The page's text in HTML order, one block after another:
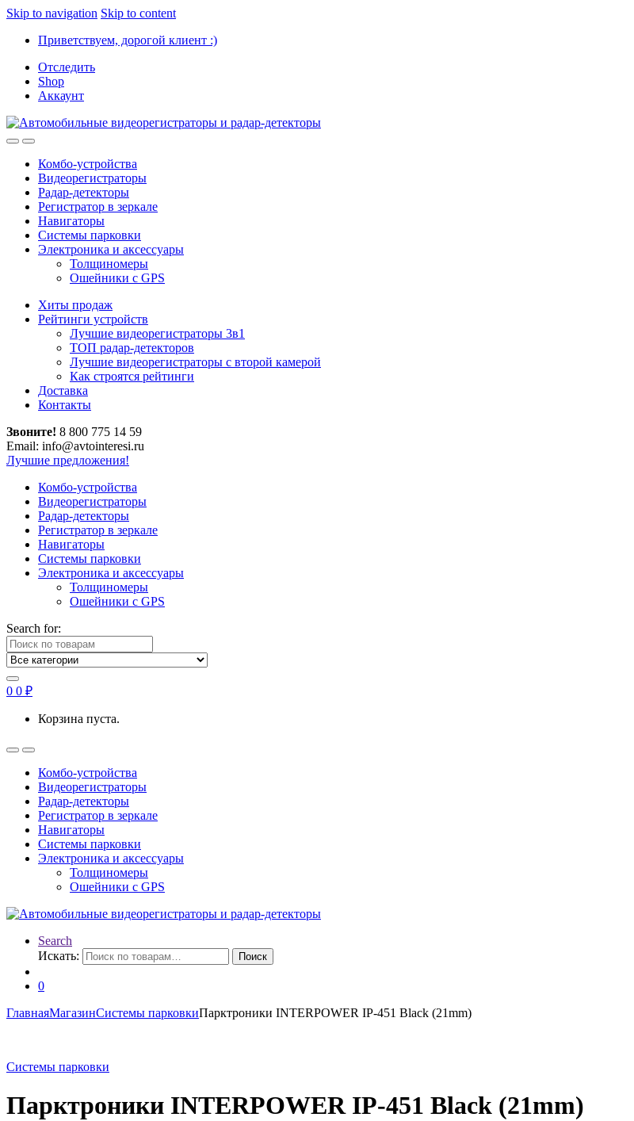
Skip to navigation Skip to content
Приветствуем, дорогой клиент :)
Отследить
Shop
Аккаунт
Комбо-устройства
Видеорегистраторы
Радар-детекторы
Регистратор в зеркале
Навигаторы
Системы парковки
Электроника и аксессуары
Толщиномеры
Ошейники с GPS
Хиты продаж
Рейтинги устройств
Лучшие видеорегистраторы 3в1
ТОП радар-детекторов
Лучшие видеорегистраторы с второй камерой
Как строятся рейтинги
Доставка
Контакты
Звоните! 8 800 775 14 59
Email: info@avtointeresi.ru
Лучшие предложения!
Комбо-устройства
Видеорегистраторы
Радар-детекторы
Регистратор в зеркале
Навигаторы
Системы парковки
Электроника и аксессуары
Толщиномеры
Ошейники с GPS
Search for:
0 0 ₽
Корзина пуста.
Комбо-устройства
Видеорегистраторы
Радар-детекторы
Регистратор в зеркале
Навигаторы
Системы парковки
Электроника и аксессуары
Толщиномеры
Ошейники с GPS
Search
Искать:
Поиск
0
ГлавнаяМагазинСистемы парковкиПарктроники INTERPOWER IP-451 Black (21mm)
Системы парковки
Парктроники INTERPOWER IP-451 Black (21mm)